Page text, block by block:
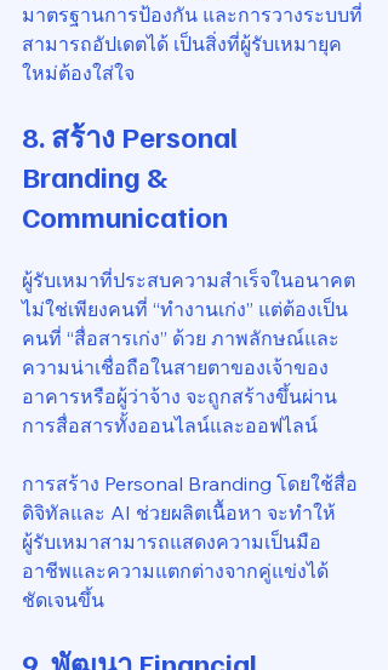
มาตรฐานการป้องกัน และการวางระบบที่
สามารถอัปเดตได้ เป็นสิ่งที่ผู้รับเหมายุค
ใหม่ต้องใส่ใจ
8. สร้าง Personal
Branding &
Communication
ผู้รับเหมาที่ประสบความสำเร็จในอนาคต
ไม่ใช่เพียงคนที่ “ทำงานเก่ง” แต่ต้องเป็น
คนที่ “สื่อสารเก่ง” ด้วย ภาพลักษณ์และ
ความน่าเชื่อถือในสายตาของเจ้าของ
อาคารหรือผู้ว่าจ้าง จะถูกสร้างขึ้นผ่าน
การสื่อสารทั้งออนไลน์และออฟไลน์
การสร้าง Personal Branding โดยใช้สื่อ
ดิจิทัลและ AI ช่วยผลิตเนื้อหา จะทำให้
ผู้รับเหมาสามารถแสดงความเป็นมือ
อาชีพและความแตกต่างจากคู่แข่งได้
ชัดเจนขึ้น
9. พัฒนา Financial